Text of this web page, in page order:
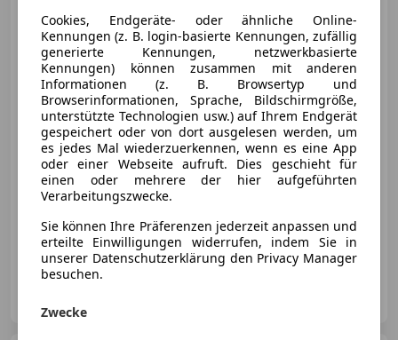
€ 54 700 1
- (Erstzulassung) 0 km
Cookies, Endgeräte- oder ähnliche Online-
Kennungen (z. B. login-basierte Kennungen, zufällig
generierte Kennungen, netzwerkbasierte
Kennungen) können zusammen mit anderen
Informationen (z. B. Browsertyp und
Browserinformationen, Sprache, Bildschirmgröße,
unterstützte Technologien usw.) auf Ihrem Endgerät
gespeichert oder von dort ausgelesen werden, um
es jedes Mal wiederzuerkennen, wenn es eine App
oder einer Webseite aufruft. Dies geschieht für
einen oder mehrere der hier aufgeführten
Verarbeitungszwecke.
Sie können Ihre Präferenzen jederzeit anpassen und
erteilte Einwilligungen widerrufen, indem Sie in
unserer Datenschutzerklärung den Privacy Manager
besuchen.
Zwecke